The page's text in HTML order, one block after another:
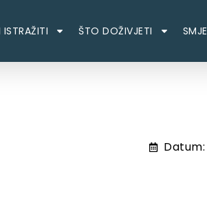
ŠTO DOŽIVJETI